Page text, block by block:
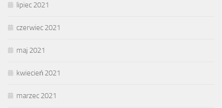
lipiec 2021
czerwiec 2021
maj 2021
kwiecień 2021
marzec 2021